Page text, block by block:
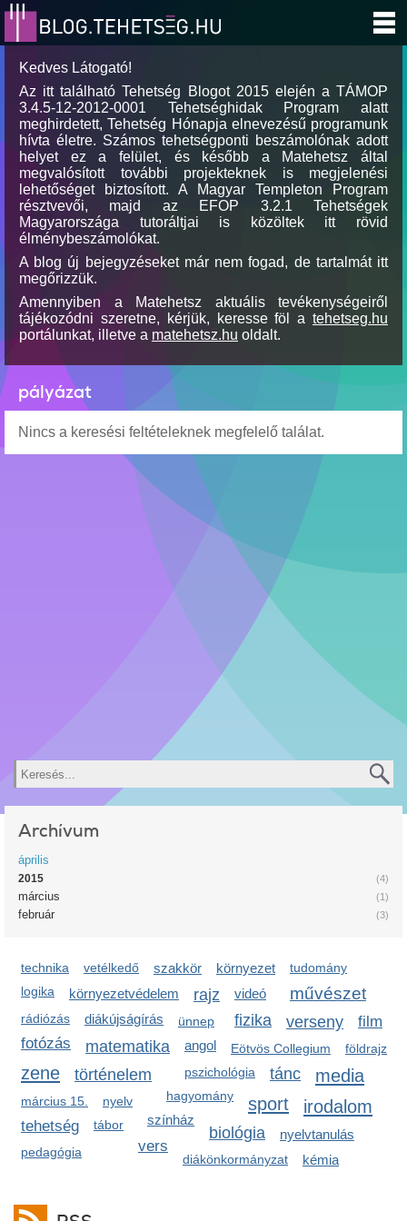
Kedves Látogató!
Az itt található Tehetség Blogot 2015 elején a TÁMOP
3.4.5-12-2012-0001 Tehetséghidak Program alatt
meghirdetett, Tehetség Hónapja elnevezésű programunk
hívta életre. Számos tehetségponti beszámolónak adott
helyet ez a felület, és később a Matehetsz által
megvalósított további projekteknek is megjelenési
lehetőséget biztosított. A Magyar Templeton Program
résztvevői, majd az EFOP 3.2.1 Tehetségek
Magyarországa tutoráltjai is közöltek itt rövid
élménybeszámolókat.
A blog új bejegyzéseket már nem fogad, de tartalmát itt
megőrizzük.
Amennyiben a Matehetsz aktuális tevékenységeiről
tájékozódni szeretne, kérjük, keresse föl a tehetseg.hu
portálunkat, illetve a matehetsz.hu oldalt.
pályázat
Nincs a keresési feltételeknek megfelelő találat.
Keresés
Archívum
április
(4)
2015
(1)
március
(3)
február
technika vetélkedő szakkör környezet
tudomány
logika
környezetvédelem művészet
rajz
rádiózás diákújságírás
videó
fizika verseny
ünnep
fotózás matematika angol Eötvös Collegium
földrajz
pszichológia
zene tánc media
történelem
hagyomány sport
március 15.
film
irodalom
nyelv
színház
tehetség biológia nyelvtanulás
tábor
vers
pedagógia diákönkormányzat kémia